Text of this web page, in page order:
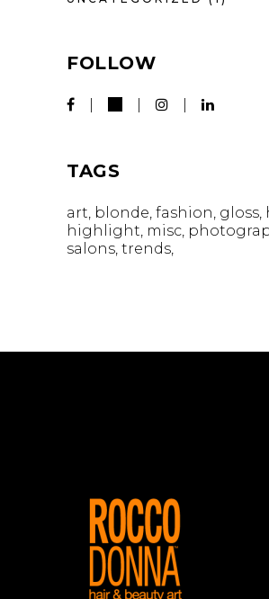
FOLLOW
TAGS
art blonde fashion gloss
highlight misc
salons trends